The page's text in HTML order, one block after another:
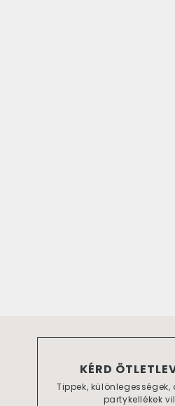
KÉRD
Tippek,
partykellékek